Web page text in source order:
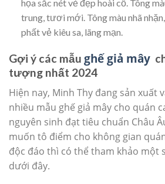
họa sắc nét vẻ đẹp hoài cổ. Tông
trung, tươi mới. Tông màu nhã
phất vẻ kiêu sa, lãng mạn.
Gợi ý các mẫu ghế giả mây
tượng nhất 2024
Hiện nay, Minh Thy đang sản xuất
nhiều mẫu ghế giả mây cho quán
nguyên sinh đạt tiêu chuẩn Châu
muốn tô điểm cho không gian
độc đáo thì có thể tham khảo một
dưới đây.